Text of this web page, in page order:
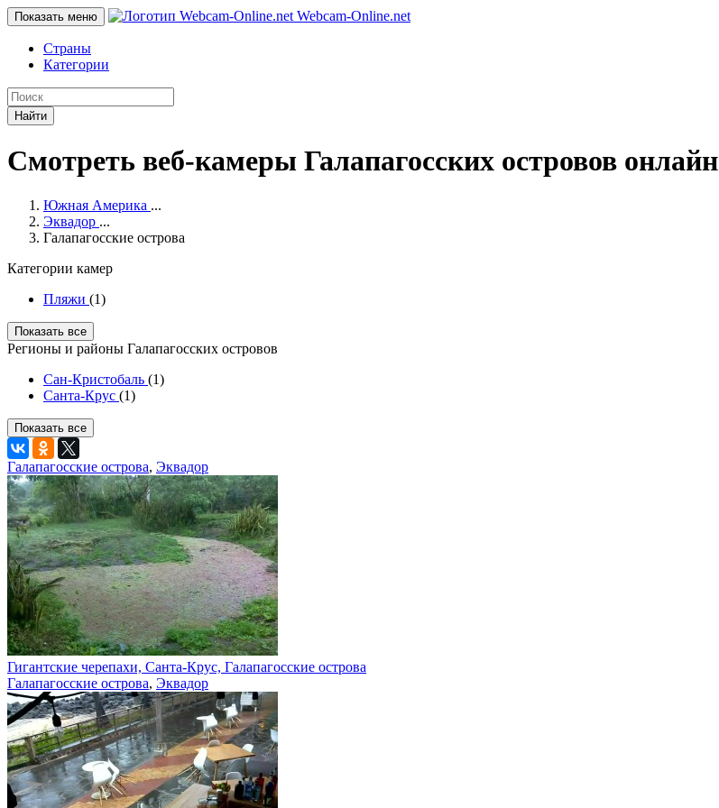
Показать меню Webcam-Online.net
Страны
Категории
Найти
Смотреть веб-камеры Галапагосских островов онлайн
Южная Америка ...
Эквадор ...
Галапагосские острова
Категории камер
Пляжи (1)
Показать все
Регионы и районы Галапагосских островов
Сан-Кристобаль (1)
Санта-Крус (1)
Показать все
Галапагосские острова, Эквадор
Гигантские черепахи, Санта-Крус, Галапагосские острова
Галапагосские острова, Эквадор